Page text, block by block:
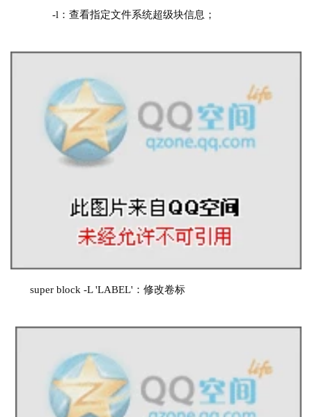
-l：查看指定文件系统超级块信息；
super block -L 'LABEL'：修改卷标